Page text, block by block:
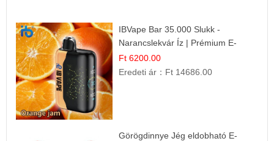
IBVape Bar 35.000 Slukk -
Narancslekvár Íz | Prémium E-
cigaretta
Ft 6200.00
Eredeti ár： Ft 14686.00
Görögdinnye Jég eldobható E-